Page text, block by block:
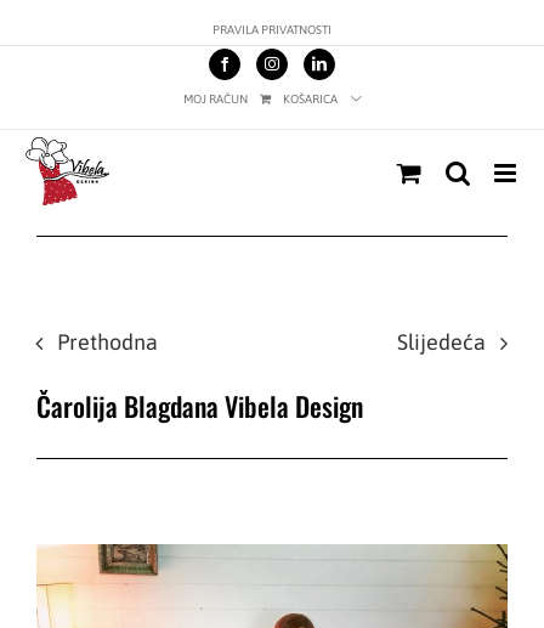
to
PRAVILA PRIVATNOSTI
MOJ RAČUN KOŠARICA
Prethodna Slijedeća
Čarolija Blagdana Vibela Design